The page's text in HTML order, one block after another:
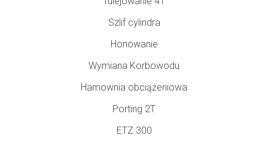
Szlif cylindra
Honowanie
Wymiana Korbowodu
Hamownia obciążeniowa
Porting 2T
ETZ 300